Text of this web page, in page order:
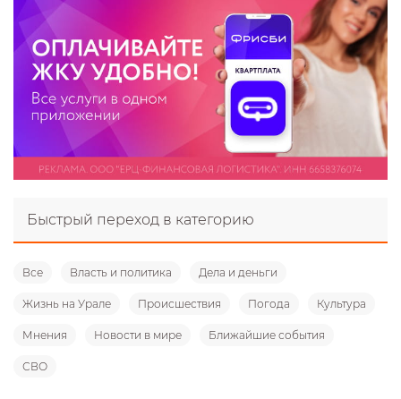
Быстрый переход в категорию
Все Власть и политика Дела и деньги
Жизнь на Урале Происшествия Погода Культура
Мнения Новости в мире Ближайшие события
СВО